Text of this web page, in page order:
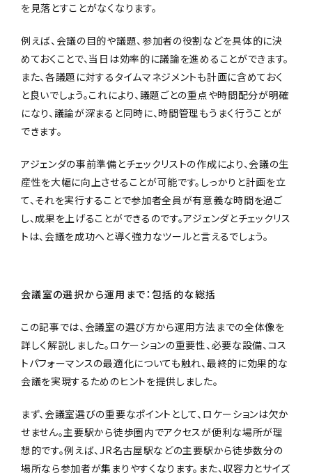
を見落とすことがなくなります。
例えば、会議の目的や議題、参加者の役割などを具体的に決
めておくことで、当日は効率的に議論を進めることができます。
また、各議題に対するタイムマネジメントも計画に含めておく
と良いでしょう。これにより、議題ごとの重点や時間配分が明確
になり、議論が深まると同時に、時間管理もうまく行うことが
できます。
アジェンダの事前準備とチェックリストの作成により、会議の生
産性を大幅に向上させることが可能です。しっかりと計画を立
て、それを実行することで参加者全員が有意義な時間を過ご
し、成果を上げることができるのです。アジェンダとチェックリス
トは、会議を成功へと導く強力なツールと言えるでしょう。
会議室の選択から運用まで：包括的な総括
この記事では、会議室の選び方から運用方法までの全体像を
詳しく解説しました。ロケーションの重要性、必要な設備、コス
トパフォーマンスの最適化についても触れ、最終的に効果的な
会議を実現するためのヒントを提供しました。
まず、会議室選びの重要なポイントとして、ロケーションは欠か
せません。主要駅から徒歩圏内でアクセスが便利な場所が理
想的です。例えば、JR名古屋駅などの主要駅から徒歩数分の
場所なら参加者が集まりやすくなります。また、収容力とサイズ